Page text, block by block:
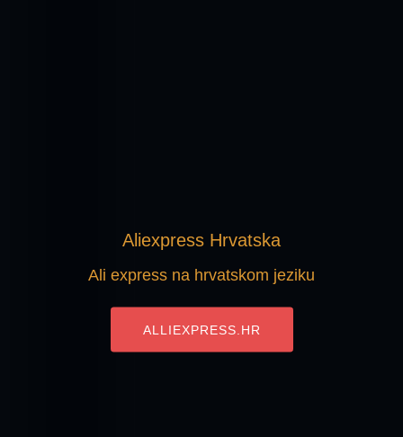
Aliexpress Hrvatska
Ali express na hrvatskom jeziku
ALLIEXPRESS.HR